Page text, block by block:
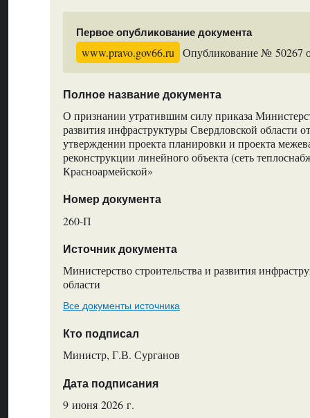
Первое опубликование документа
www.pravo.gov66.ru Опубликование № 50267
Полное название документа
О признании утратившим силу приказа
развития инфраструктуры Свердловской
утверждении проекта планировки и проекта
реконструкции линейного объекта (сеть
Красноармейской»
Номер документа
260-П
Источник документа
Министерство строительства и развития
области
Все документы источника
Кто подписал
Министр, Г.В. Сурганов
Дата подписания
9 июня 2026 г.